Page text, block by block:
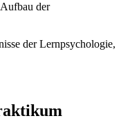
der
der Lernpsychologie,